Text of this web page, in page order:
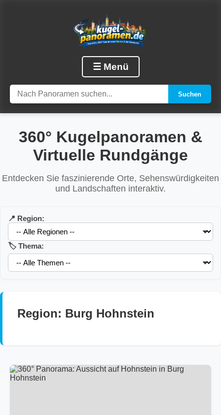
☰ Menü
Suchen
360° Kugelpanoramen &
Virtuelle Rundgänge
Entdecken Sie faszinierende Orte, Sehenswürdigkeiten
und Landschaften interaktiv.
📍 Region:
🏷️ Thema:
Region: Burg Hohnstein